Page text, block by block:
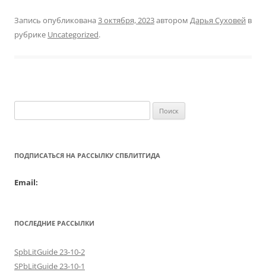
Запись опубликована 3 октября, 2023автором Дарья Суховей в
рубрике Uncategorized.
ПОДПИСАТЬСЯ НА РАССЫЛКУ СПБЛИТГИДА
Email:
ПОСЛЕДНИЕ РАССЫЛКИ
SpbLitGuide 23-10-2
SPbLitGuide 23-10-1